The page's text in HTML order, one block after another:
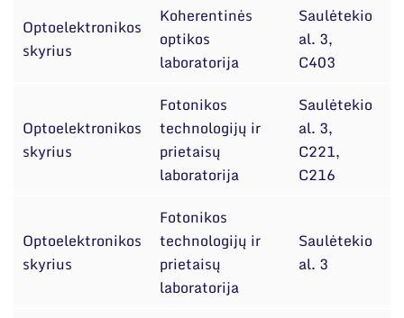
Optoelektronikos
skyrius
Koherentinės
optikos
laboratorija
Saulėtekio
al. 3,
C403
Optoelektronikos
skyrius
Fotonikos
technologijų ir
prietaisų
laboratorija
Saulėtekio
al. 3,
C221,
C216
Optoelektronikos
skyrius
Fotonikos
technologijų ir
prietaisų
laboratorija
Saulėtekio
al. 3